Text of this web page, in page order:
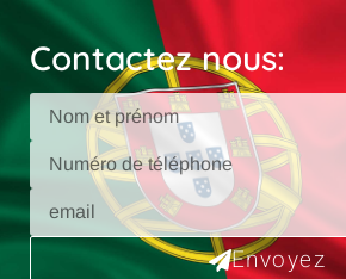
Contactez nous:
Envoyez